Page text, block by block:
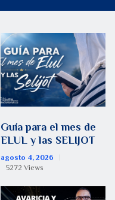
Guía para el mes de
ELUL y las SELIJOT
agosto 4, 2026
5272 Views